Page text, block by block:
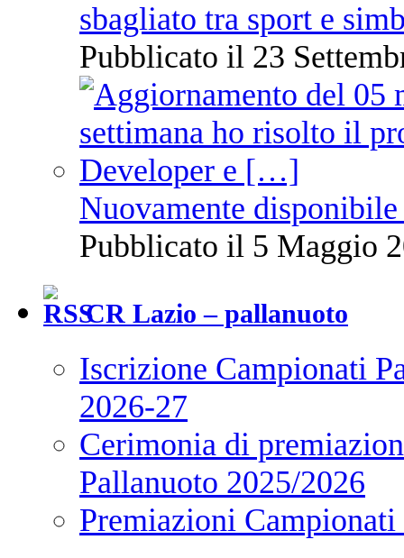
sbagliato tra sport e
Pubblicato il 23
Nuovamente
Pubblicato il 5 Maggio
CR Lazio – pallanuoto
Iscrizione Campionati
2026-27
Cerimonia di
Pallanuoto 2025/2026
Premiazioni